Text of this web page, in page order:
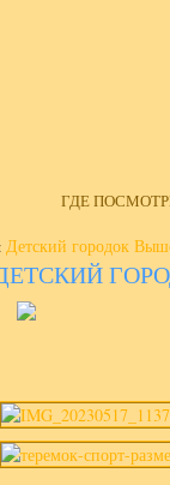
ГДЕ
Детский городок